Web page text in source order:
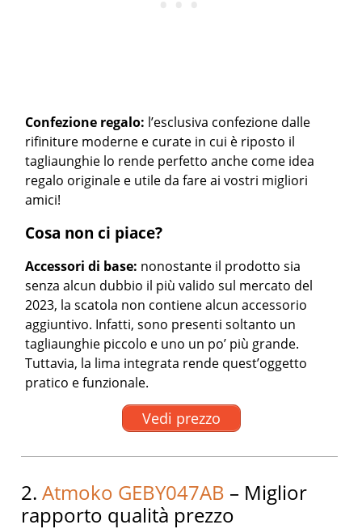
Confezione regalo: l’esclusiva confezione dalle
rifiniture moderne e curate in cui è riposto il
tagliaunghie lo rende perfetto anche come idea
regalo originale e utile da fare ai vostri migliori
amici!
Cosa non ci piace?
Accessori di base: nonostante il prodotto sia
senza alcun dubbio il più valido sul mercato del
2023, la scatola non contiene alcun accessorio
aggiuntivo. Infatti, sono presenti soltanto un
tagliaunghie piccolo e uno un po’ più grande.
Tuttavia, la lima integrata rende quest’oggetto
pratico e funzionale.
Vedi prezzo
2.Atmoko GEBY047AB – Miglior
rapporto qualità prezzo